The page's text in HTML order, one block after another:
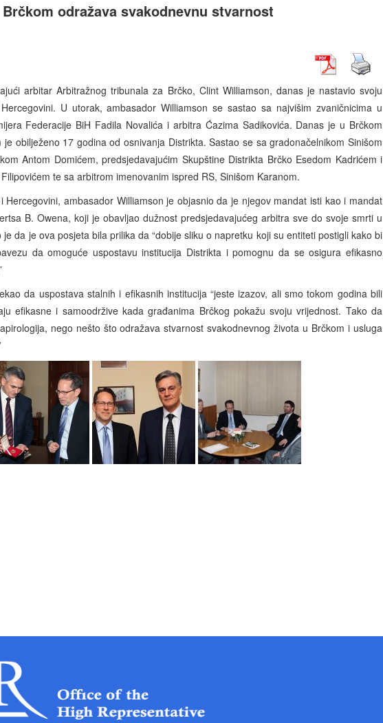
odražava svakodnevnu stvarnost
arbitar Arbitražnog tribunala za Brčko, Clint Williamson, danas je nastavio svoju
U utorak, ambasador Williamson se sastao sa najvišim zvaničnicima u
Federacije BiH Fadila Novalića i arbitra Ćazima Sadikovića. Danas je u Brčkom
obilježeno 17 godina od osnivanja Distrikta. Sastao se sa gradonačelnikom Sinišom
Antom Domićem, predsjedavajućim Skupštine Distrikta Brčko Esedom Kadrićem i
te sa arbitrom imenovanim ispred RS, Sinišom Karanom.
Hercegovini, ambasador Williamson je objasnio da je njegov mandat isti kao i mandat
B. Owena, koji je obavljao dužnost predsjedavajućeg arbitra sve do svoje smrti u
da je ova posjeta bila prilika da “dobije sliku o napretku koji su entiteti postigli kako bi
da omoguće uspostavu institucija Distrikta i pomognu da se osigura efikasno
da uspostava stalnih i efikasnih institucija “jeste izazov, ali smo tokom godina bili
efikasne i samoodržive kada građanima Brčkog pokažu svoju vrijednost. Tako da
nego nešto što odražava stvarnost svakodnevnog života u Brčkom i usluga